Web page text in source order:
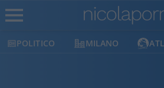
MILANO ATLANTICO